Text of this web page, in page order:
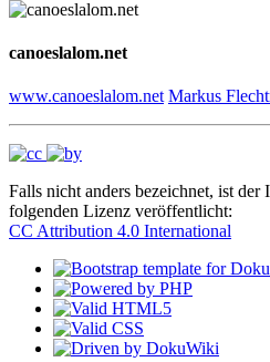
canoeslalom.net
www.canoeslalom.net Markus
Falls nicht anders bezeichnet, ist der
folgenden Lizenz veröffentlicht:
CC Attribution 4.0 International